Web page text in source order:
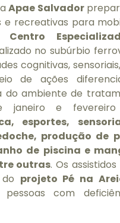
aApae Salvador
e recreativas para
Centro
no subúrbio
cognitivas,
de ações
do ambiente de
janeiro e
esportes,
produção de
de piscina e
outras. Os
projeto Pé na
com